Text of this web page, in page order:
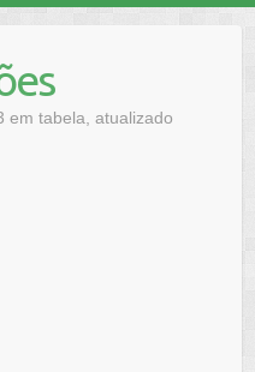
em tabela, atualizado